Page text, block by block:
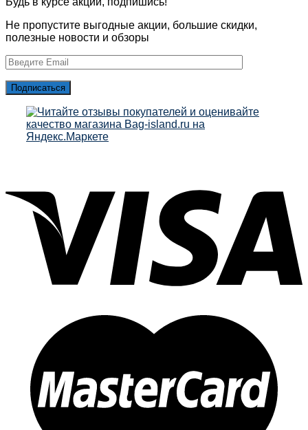
Не пропустите выгодные акции, большие скидки,
полезные новости и обзоры